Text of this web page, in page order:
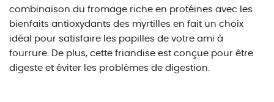
combinaison du fromage riche en protéines avec les
bienfaits antioxydants des myrtilles en fait un choix
idéal pour satisfaire les papilles de votre ami à
fourrure. De plus, cette friandise est conçue pour être
digeste et éviter les problèmes de digestion.